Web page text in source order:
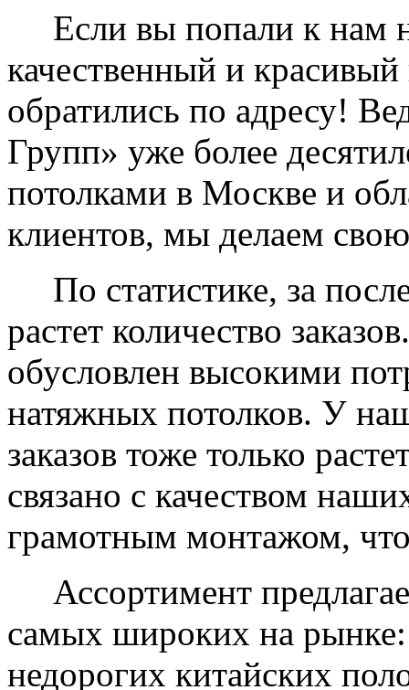
Если вы попали к нам
качественный и
обратились по адресу!
Групп» уже более
потолками в Москве и
клиентов, мы делаем
По статистике, за
растет количество
обусловлен высокими
натяжных потолков. У
заказов тоже только
связано с качеством
грамотным монтажом,
Ассортимент
самых широких на
недорогих китайских